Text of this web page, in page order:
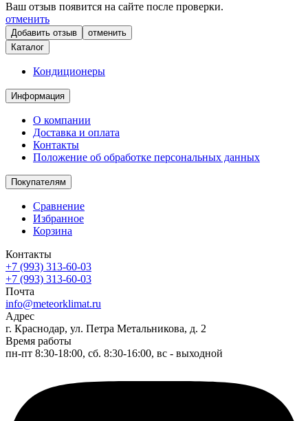
Ваш отзыв появится на сайте после проверки.
отменить
отменить
Каталог
Кондиционеры
Информация
О компании
Доставка и оплата
Контакты
Положение об обработке персональных данных
Покупателям
Сравнение
Избранное
Корзина
Контакты
+7 (993) 313-60-03
+7 (993) 313-60-03
Почта
info@meteorklimat.ru
Адрес
г. Краснодар, ул. Петра Метальникова, д. 2
Время работы
пн-пт 8:30-18:00, сб. 8:30-16:00, вс - выходной